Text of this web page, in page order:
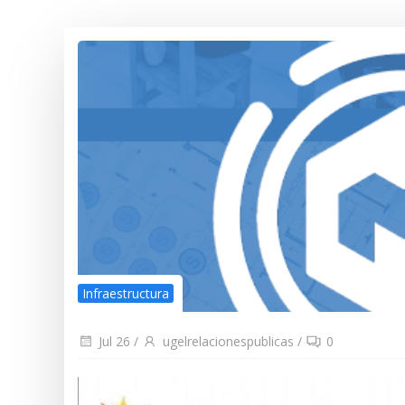
Infraestructura
Jul 26 / ugelrelacionespublicas / 0